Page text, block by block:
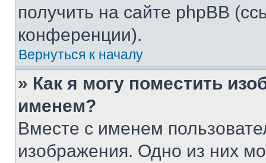
получить на сайте phpBB
конференции).
Вернуться к началу
» Как я могу поместить
именем?
Вместе с именем
изображения. Одно из них